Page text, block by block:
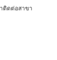
ติดต่อสาขา